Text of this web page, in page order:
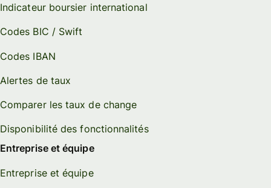
Indicateur boursier international
Codes BIC / Swift
Codes IBAN
Alertes de taux
Comparer les taux de change
Disponibilité des fonctionnalités
Entreprise et équipe
Entreprise et équipe